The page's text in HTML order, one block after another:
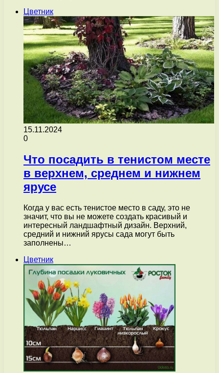
Цветник
15.11.2024
0
Что посадить в тенистом месте
в верхнем, среднем и нижнем
ярусе
Когда у вас есть тенистое место в саду, это не
значит, что вы не можете создать красивый и
интересный ландшафтный дизайн. Верхний,
средний и нижний ярусы сада могут быть
заполнены…
Цветник